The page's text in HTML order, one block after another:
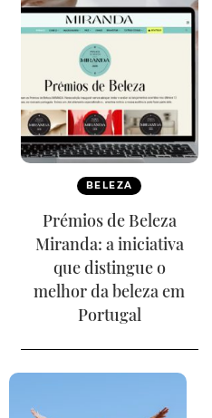
BELEZA
Prémios de Beleza
Miranda: a iniciativa
que distingue o
melhor da beleza em
Portugal